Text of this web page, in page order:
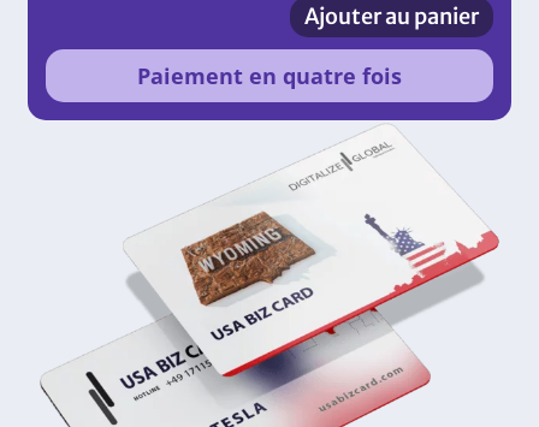
Paiement en quatre fois
Ajouter au panier